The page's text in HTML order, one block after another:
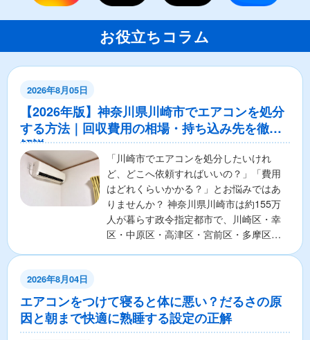
お役立ちコラム
2026年8月05日
【2026年版】神奈川県川崎市でエアコンを処分
する方法｜回収費用の相場・持ち込み先を徹底
解説
「川崎市でエアコンを処分したいけれ
ど、どこへ依頼すればいいの？」「費用
はどれくらいかかる？」とお悩みではあ
りませんか？ 神奈川県川崎市は約155万
人が暮らす政令指定都市で、川崎区・幸
区・中原区・高津区・宮前区・多摩区・
2026年8月04日
エアコンをつけて寝ると体に悪い？だるさの原
因と朝まで快適に熟睡する設定の正解